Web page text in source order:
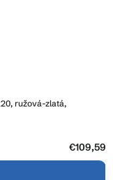
ružová-zlatá,
€109,59